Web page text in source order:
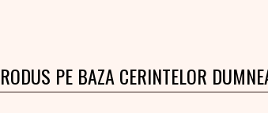
PE BAZA CERINTELOR